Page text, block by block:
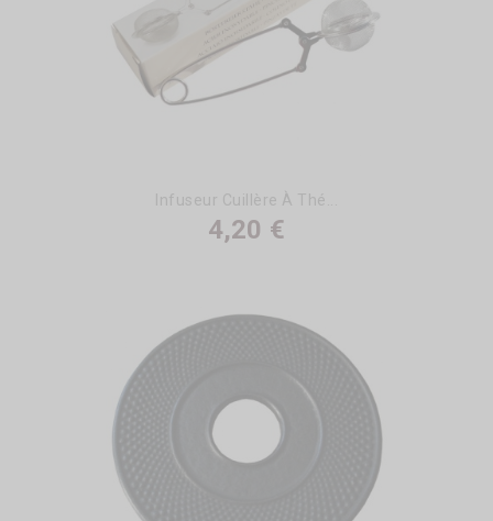
Infuseur Cuillère À Thé...
4,20 €